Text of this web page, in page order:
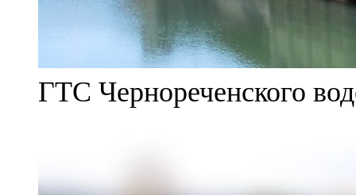
ГТС Чернореченского